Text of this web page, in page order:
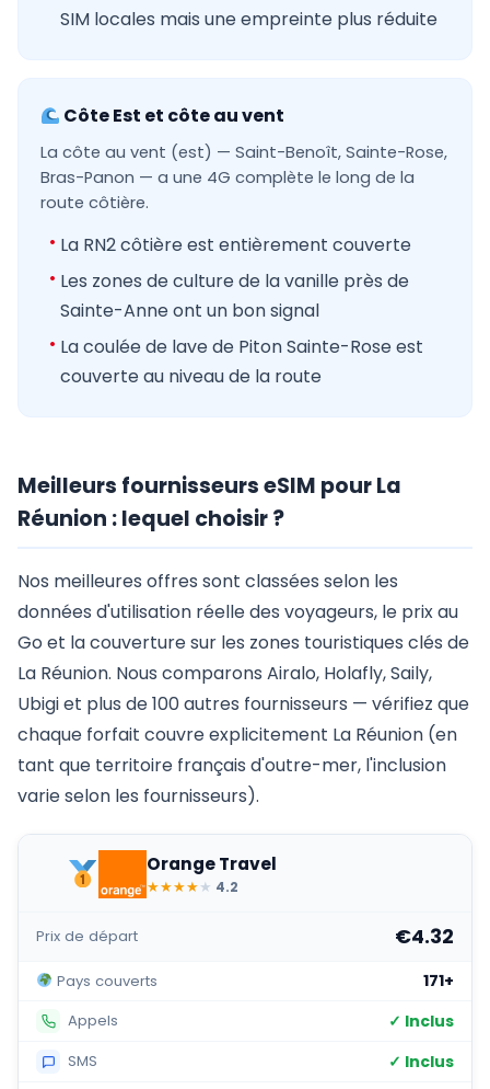
SIM locales mais une empreinte plus réduite
Côte Est et côte au vent
La côte au vent (est) — Saint-Benoît, Sainte-Rose,
Bras-Panon — a une 4G complète le long de la
route côtière.
La RN2 côtière est entièrement couverte
Les zones de culture de la vanille près de
Sainte-Anne ont un bon signal
La coulée de lave de Piton Sainte-Rose est
couverte au niveau de la route
Meilleurs fournisseurs eSIM pour La
Réunion : lequel choisir ?
Nos meilleures offres sont classées selon les
données d'utilisation réelle des voyageurs, le prix au
Go et la couverture sur les zones touristiques clés de
La Réunion. Nous comparons Airalo, Holafly, Saily,
Ubigi et plus de 100 autres fournisseurs — vérifiez que
chaque forfait couvre explicitement La Réunion (en
tant que territoire français d'outre-mer, l'inclusion
varie selon les fournisseurs).
Orange Travel
★★★★★ 4.2
Prix de départ €4.32
Pays couverts 171+
Appels ✓ Inclus
SMS ✓ Inclus